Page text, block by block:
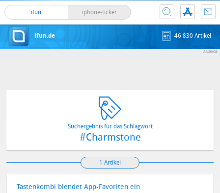
ifun iphone-ticker
ifun.de 46 830 Artikel
Suchergebnis für das Schlagwort
#Charmstone
1 Artikel
Tastenkombi blendet App-Favoriten ein